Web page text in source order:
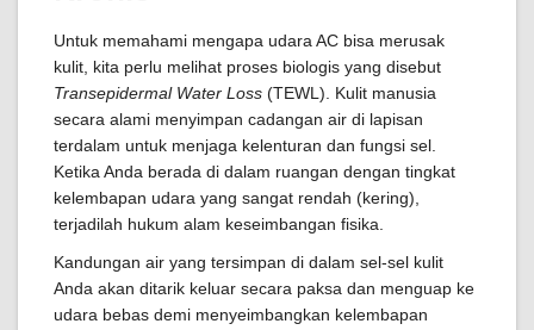
Untuk memahami mengapa udara AC bisa merusak
kulit, kita perlu melihat proses biologis yang disebut
Transepidermal Water Loss (TEWL). Kulit manusia
secara alami menyimpan cadangan air di lapisan
terdalam untuk menjaga kelenturan dan fungsi sel.
Ketika Anda berada di dalam ruangan dengan tingkat
kelembapan udara yang sangat rendah (kering),
terjadilah hukum alam keseimbangan fisika.
Kandungan air yang tersimpan di dalam sel-sel kulit
Anda akan ditarik keluar secara paksa dan menguap ke
udara bebas demi menyeimbangkan kelembapan